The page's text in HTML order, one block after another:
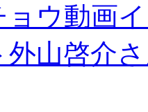
ョウ動画
外山啓介